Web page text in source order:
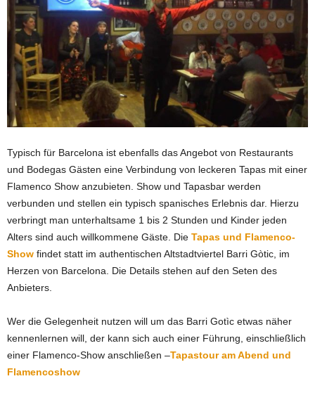
Typisch für Barcelona ist ebenfalls das Angebot von Restaurants
und Bodegas Gästen eine Verbindung von leckeren Tapas mit einer
Flamenco Show anzubieten. Show und Tapasbar werden
verbunden und stellen ein typisch spanisches Erlebnis dar. Hierzu
verbringt man unterhaltsame 1 bis 2 Stunden und Kinder jeden
Alters sind auch willkommene Gäste. Die Tapas und Flamenco-
Show findet statt im authentischen Altstadtviertel Barri Gòtic, im
Herzen von Barcelona. Die Details stehen auf den Seten des
Anbieters.
Wer die Gelegenheit nutzen will um das Barri Gotìc etwas näher
kennenlernen will, der kann sich auch einer Führung, einschließlich
einer Flamenco-Show anschließen –Tapastour am Abend und
Flamencoshow